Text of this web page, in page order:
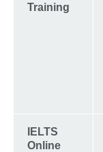
Training
IELTS
Online